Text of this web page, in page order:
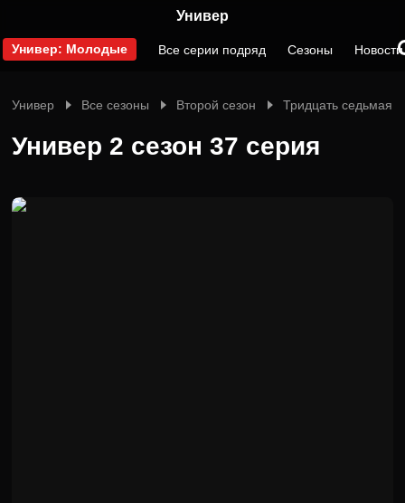
Универ
Универ: Молодые Все серии подряд Сезоны Новости
Универ Все сезоны Второй сезон Тридцать седьмая
Универ 2 сезон 37 серия